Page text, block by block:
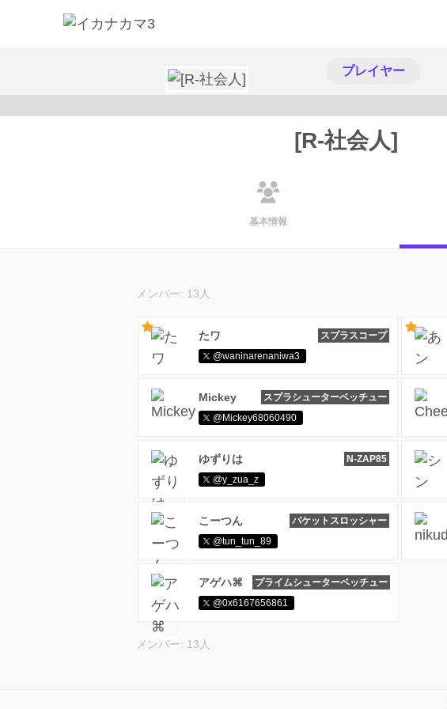
プレイヤー
[R-社会人]
基本情報
メンバー: 13人
たワ
スプラスコープ
@waninarenaniwa3
Mickey
スプラシューターベッチュー
@Mickey68060490
ゆずりは
N-ZAP85
@y_zua_z
こーつん
バケットスロッシャー
@tun_tun_89
アゲハ⌘
プライムシューターベッチュー
@0x6167656861
メンバー: 13人